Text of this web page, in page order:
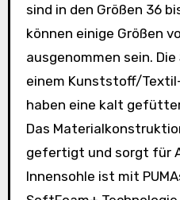
sind in den Größen 36
können einige Größen
ausgenommen sein.
einem Kunststoff/
haben eine kalt
Das
gefertigt und sorgt für
Innensohle ist mit